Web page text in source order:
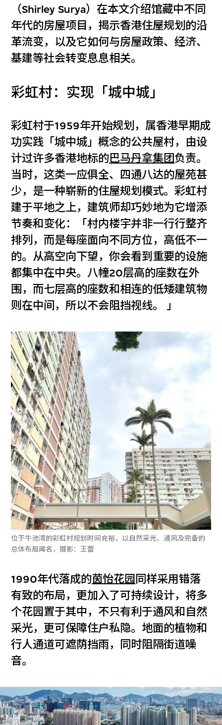
（Shirley Surya）在本文介绍馆藏中不同
年代的房屋项目，揭示香港住屋规划的沿
革流变，以及它如何与房屋政策、经济、
基建等社会转变息息相关。
彩虹村：实现「城中城」
彩虹村于1959年开始规划，属香港早期成
功实践「城中城」概念的公共屋村，由设
计过许多香港地标的巴马丹拿集团负责。
当时，这类一应俱全、四通八达的屋苑甚
少，是一种崭新的住屋规划模式。彩虹村
建于平地之上，建筑师却巧妙地为它增添
节奏和变化：「村内楼宇并非一行行整齐
排列，而是每座面向不同方位，高低不一
的。从高空向下望，你会看到重要的设施
都集中在中央。八幢20层高的座数在外
围，而七层高的座数和相连的低矮建筑物
则在中间，所以不会阻挡视线。 」
位于牛池湾的彩虹村规划时间充裕，以自然采光、通风及完备的
总体布局闻名，摄影：王蕾
1990年代落成的茵怡花园 同样采用错落
有致的布局，更加入了可持续设计，将多
个花园置于其中，不只有利于通风和自然
采光，更可保障住户私隐。地面的植物和
行人通道可遮荫挡雨，同时阻隔街道噪
音。